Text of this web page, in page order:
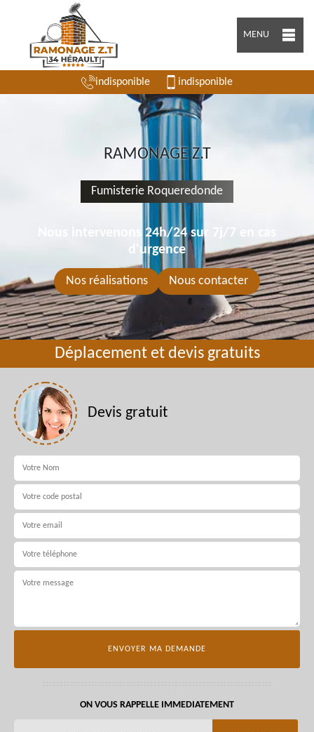
MENU
indisponible indisponible
RAMONAGE Z.T
Fumisterie Roqueredonde
Nous intervenons 24h/24 sur 7j/7 en cas
d'urgence
Nos réalisations Nous contacter
Déplacement et devis gratuits
Devis gratuit
ON VOUS RAPPELLE IMMEDIATEMENT